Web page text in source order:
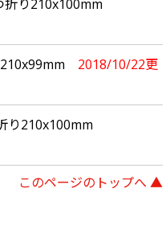
折り210x100mm
210x99mm 2018/10/22更
り210x100mm
このページのトップへ ▲